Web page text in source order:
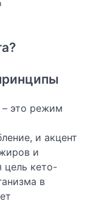
– это режим
и акцент
и
цель кето-
в